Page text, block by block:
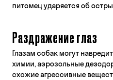
питомец ударяется об
Раздражение глаз
Глазам собак могут
химии, аэрозольные
схожие агрессивные